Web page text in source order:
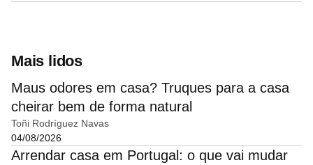
Mais lidos
Maus odores em casa? Truques para a casa
cheirar bem de forma natural
Toñi Rodríguez Navas
04/08/2026
Arrendar casa em Portugal: o que vai mudar